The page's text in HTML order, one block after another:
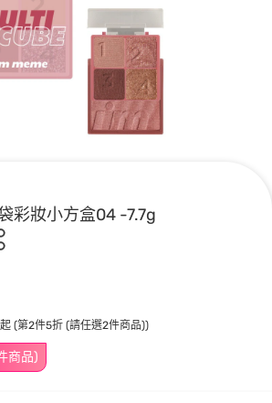
彩妝小方盒04 -7.7g
商品)
起 (第2件5折 (請任選2件商品))